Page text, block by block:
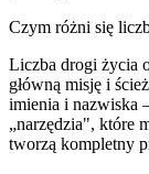
Czym różni się
Liczba drogi życia
główną misję i
imienia i nazwiska
„narzędzia", które
tworzą kompletny